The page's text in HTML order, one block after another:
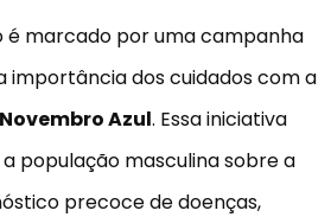
é marcado por uma campanha
importância dos cuidados com a
Novembro Azul. Essa iniciativa
população masculina sobre a
precoce de doenças,